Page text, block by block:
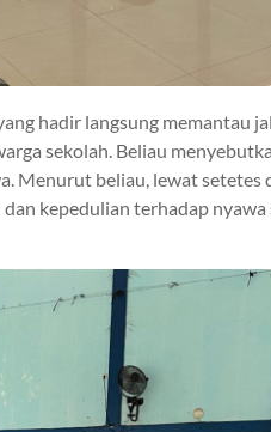
hadir langsung memantau
sekolah. Beliau
Menurut beliau, lewat setetes
kepedulian terhadap nyawa